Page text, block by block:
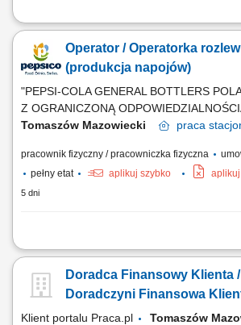
Twój zakres obowiązków Diagnozowanie potrzeb
relacji; Realizacja celów sprzedażowych;
wizerunku Banku poprzez wysoką jakość obsługi;
Operator / Operatorka
(produkcja napojów)
"PEPSI-COLA GENERAL BOTTLERS
Z OGRANICZONĄ
Tomaszów Mazowiecki
praca
pracownik fizyczny / pracowniczka fizyczna
pełny etat
aplikuj szybko
5 dni
Zakres obowiązków: Zapewnianie prawidłowej
reagowanie na ewentualne nieprawidłowości.
stanowisk wyposażonych w panele sterujące.
Doradca Finansowy Klienta /
Doradczyni Finansowa
Klient portalu Praca.pl
Tomaszów